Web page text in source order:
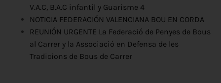
V.A.C, B.A.C infantil y Guarisme 4
NOTICIA FEDERACIÓN VALENCIANA BOU EN CORDA
REUNIÓN URGENTE La Federació de Penyes de Bous
al Carrer y la Associació en Defensa de les
Tradicions de Bous de Carrer